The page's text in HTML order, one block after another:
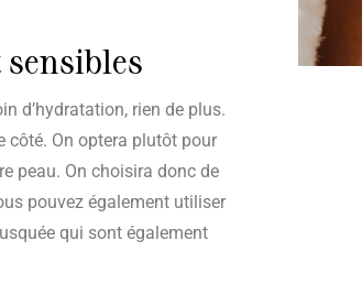
sensibles
côté. On optera plutôt pour
peau. On choisira donc de
pouvez également utiliser
qui sont également